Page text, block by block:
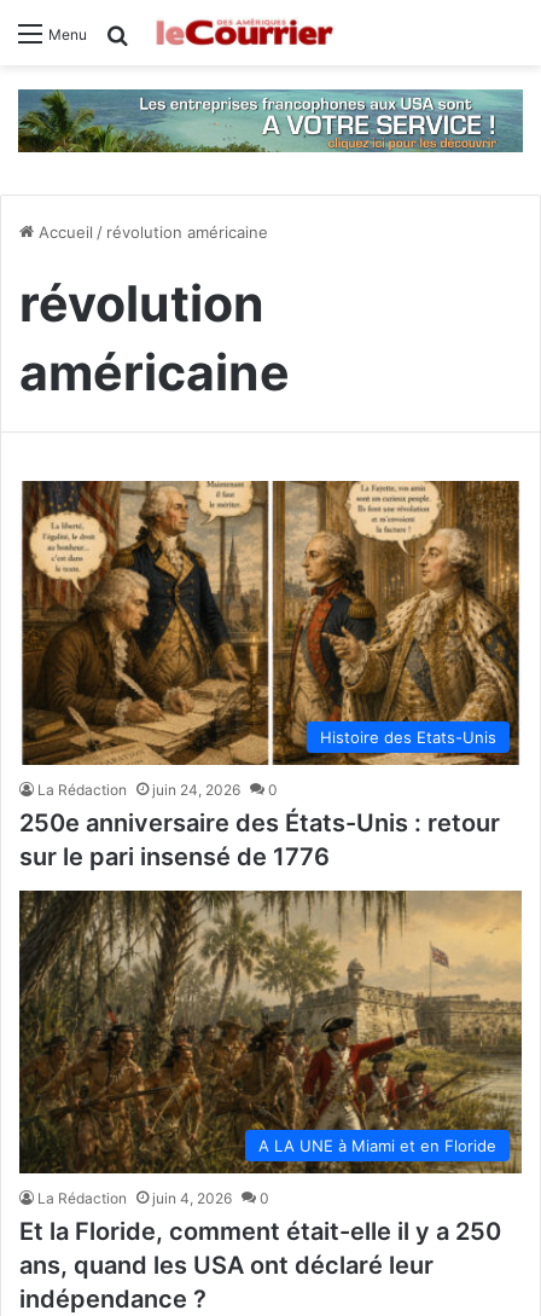
Menu Rechercher
Accueil / révolution américaine
révolution
américaine
Histoire des Etats-Unis
La Rédaction juin 24, 2026 0
250e anniversaire des États-Unis : retour
sur le pari insensé de 1776
A LA UNE à Miami et en Floride
La Rédaction juin 4, 2026 0
Et la Floride, comment était-elle il y a 250
ans, quand les USA ont déclaré leur
indépendance ?